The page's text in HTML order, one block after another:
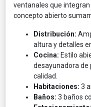
ventanales que
concepto abierto
Distribución:
altura y detalles
Cocina: Estilo
desayunadora de
calidad.
Habitaciones: 3
Baños: 3 baños